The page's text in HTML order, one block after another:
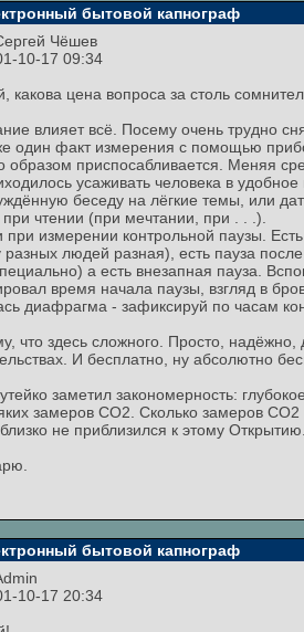
бытовой капнограф
Чёшев
10-17 09:34
какова цена вопроса за столь
влияет всё. Посему очень трудно
один факт измерения с помощью
образом приспосабливается. Меняя
усаживать человека в
беседу на лёгкие темы, или
чтении (при мечтании, при . . .).
при измерении контрольной паузы.
разных людей разная), есть пауза
а есть внезапная пауза.
время начала паузы, взгляд в
диафрагма - зафиксируй по часам
что здесь сложного. Просто,
И бесплатно, ну абсолютно
заметил закономерность:
замеров СО2. Сколько замеров
не приблизился к этому
бытовой капнограф
10-17 20:34